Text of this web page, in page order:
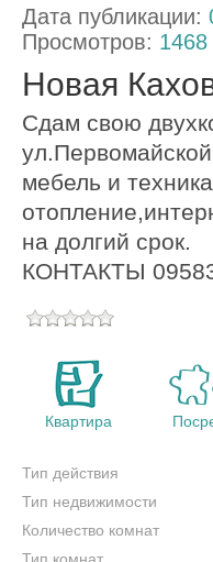
Дата публикации:
Просмотров: 1468
Новая
Сдам свою
мебель и
на долгий срок.
КОНТАКТЫ
Квартира
Тип действия
Тип недвижимости
Количество комнат